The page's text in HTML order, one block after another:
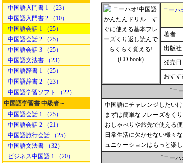
中国語入門書 1 （23）
中国語入門書 2 （10）
中国語会話 1 （25）
中国語会話 2 （25）
中国語会話 3 （25）
中国語文法書 （23）
中国語辞書 1 （25）
中国語辞書 2 （23）
中国語学習ソフト （22）
中国語学習書 中級者～
中国語会話 1 （25）
中国語会話 2 （21）
中国語旅行会話 （25）
中国語文法書 （32）
ビジネス中国語 1 （20）
ニーハ
著者
出版社
発売日
おす
「
中国語にチャレンジしたい
まずは簡単なフレーズをく
おしゃべりや旅先で使える
日常生活に欠かせない様々
ュニケーションはもっと楽し
「ニー